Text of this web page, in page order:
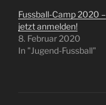
Fussball-Camp 2020 –
jetzt anmelden!
8. Februar 2020
In "Jugend-Fussball"